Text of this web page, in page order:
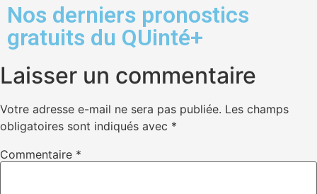
Nos derniers pronostics
gratuits du QUinté+
Laisser un commentaire
Votre adresse e-mail ne sera pas publiée. Les champs
obligatoires sont indiqués avec *
Commentaire *